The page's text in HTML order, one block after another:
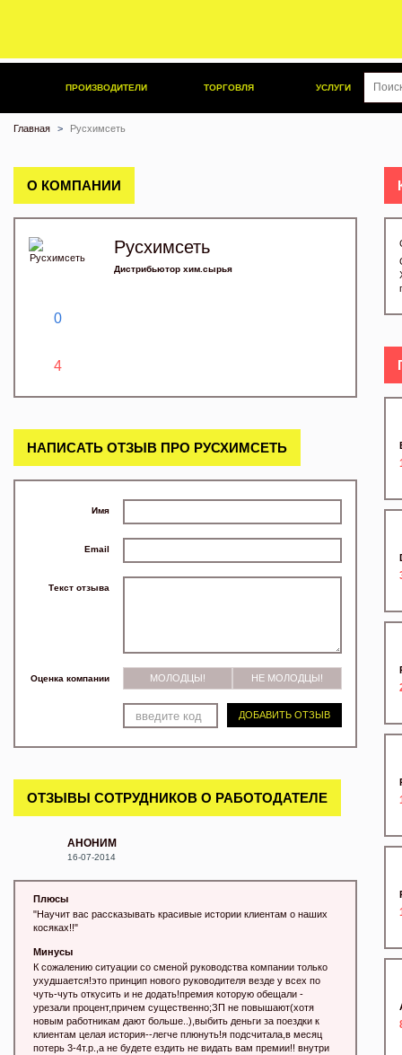
ПРОИЗВОДИТЕЛИ ТОРГОВЛЯ УСЛУГИ
Главная Русхимсеть
О КОМПАНИИ
0
4
Русхимсеть
Дистрибьютор хим.сырья
НАПИСАТЬ ОТЗЫВ ПРО РУСХИМСЕТЬ
Имя
Email
Текст отзыва
Оценка компании МОЛОДЦЫ! НЕ МОЛОДЦЫ!
ДОБАВИТЬ ОТЗЫВ
ОТЗЫВЫ СОТРУДНИКОВ О РАБОТОДАТЕЛЕ
АНОНИМ
16-07-2014
Плюсы
"Научит вас рассказывать красивые истории клиентам о наших
косяках!!"
Минусы
К сожалению ситуации со сменой руководства компании только
ухудшается!это принцип нового руководителя везде у всех по
чуть-чуть откусить и не додать!премия которую обещали -
урезали процент,причем существенно;ЗП не повышают(хотя
новым работникам дают больше..),выбить деньги за поездки к
клиентам целая история--легче плюнуть!я подсчитала,в месяц
потерь 3-4т.р.,а не будете ездить не видать вам премии!! внутри